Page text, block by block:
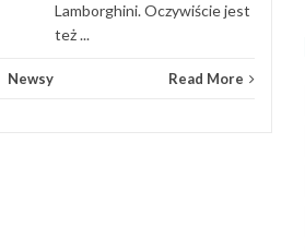
Lamborghini. Oczywiście jest
też ...
Newsy Read More